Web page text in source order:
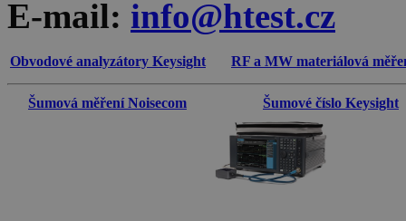
E-mail: info@htest.cz
Obvodové analyzátory Keysight RF a MW materiálová
Šumová měření Noisecom Šumové číslo Keysight